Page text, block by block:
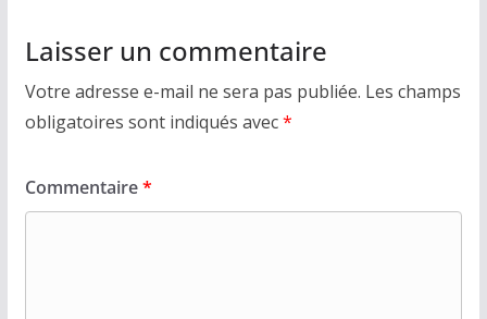
Laisser un commentaire
Votre adresse e-mail ne sera pas publiée. Les champs
obligatoires sont indiqués avec*
Commentaire*